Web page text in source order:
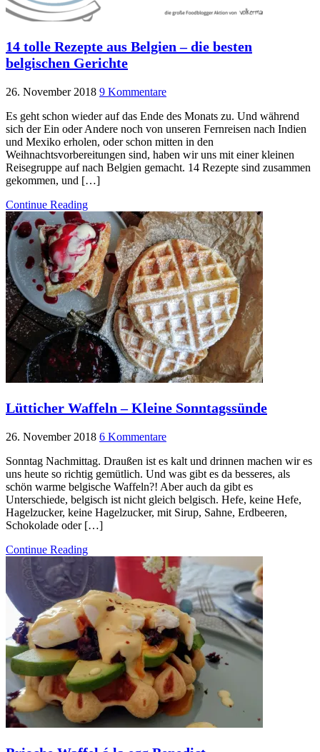
14 tolle Rezepte aus Belgien – die besten
belgischen Gerichte
26. November 2018 9 Kommentare
Es geht schon wieder auf das Ende des Monats zu. Und während
sich der Ein oder Andere noch von unseren Fernreisen nach Indien
und Mexiko erholen, oder schon mitten in den
Weihnachtsvorbereitungen sind, haben wir uns mit einer kleinen
Reisegruppe auf nach Belgien gemacht. 14 Rezepte sind zusammen
gekommen, und […]
Continue Reading
Lütticher Waffeln – Kleine Sonntagssünde
26. November 2018 6 Kommentare
Sonntag Nachmittag. Draußen ist es kalt und drinnen machen wir es
uns heute so richtig gemütlich. Und was gibt es da besseres, als
schön warme belgische Waffeln?! Aber auch da gibt es
Unterschiede, belgisch ist nicht gleich belgisch. Hefe, keine Hefe,
Hagelzucker, keine Hagelzucker, mit Sirup, Sahne, Erdbeeren,
Schokolade oder […]
Continue Reading